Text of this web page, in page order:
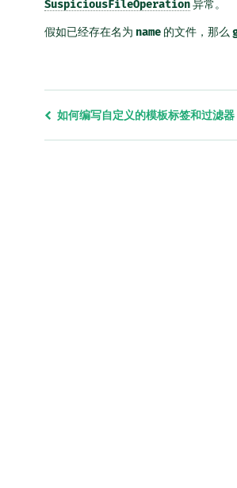
SuspiciousFileOperation异常。
假如已经存在名为 name 的文件，那么
Previous
如何编写自定义的模板标签和过滤器